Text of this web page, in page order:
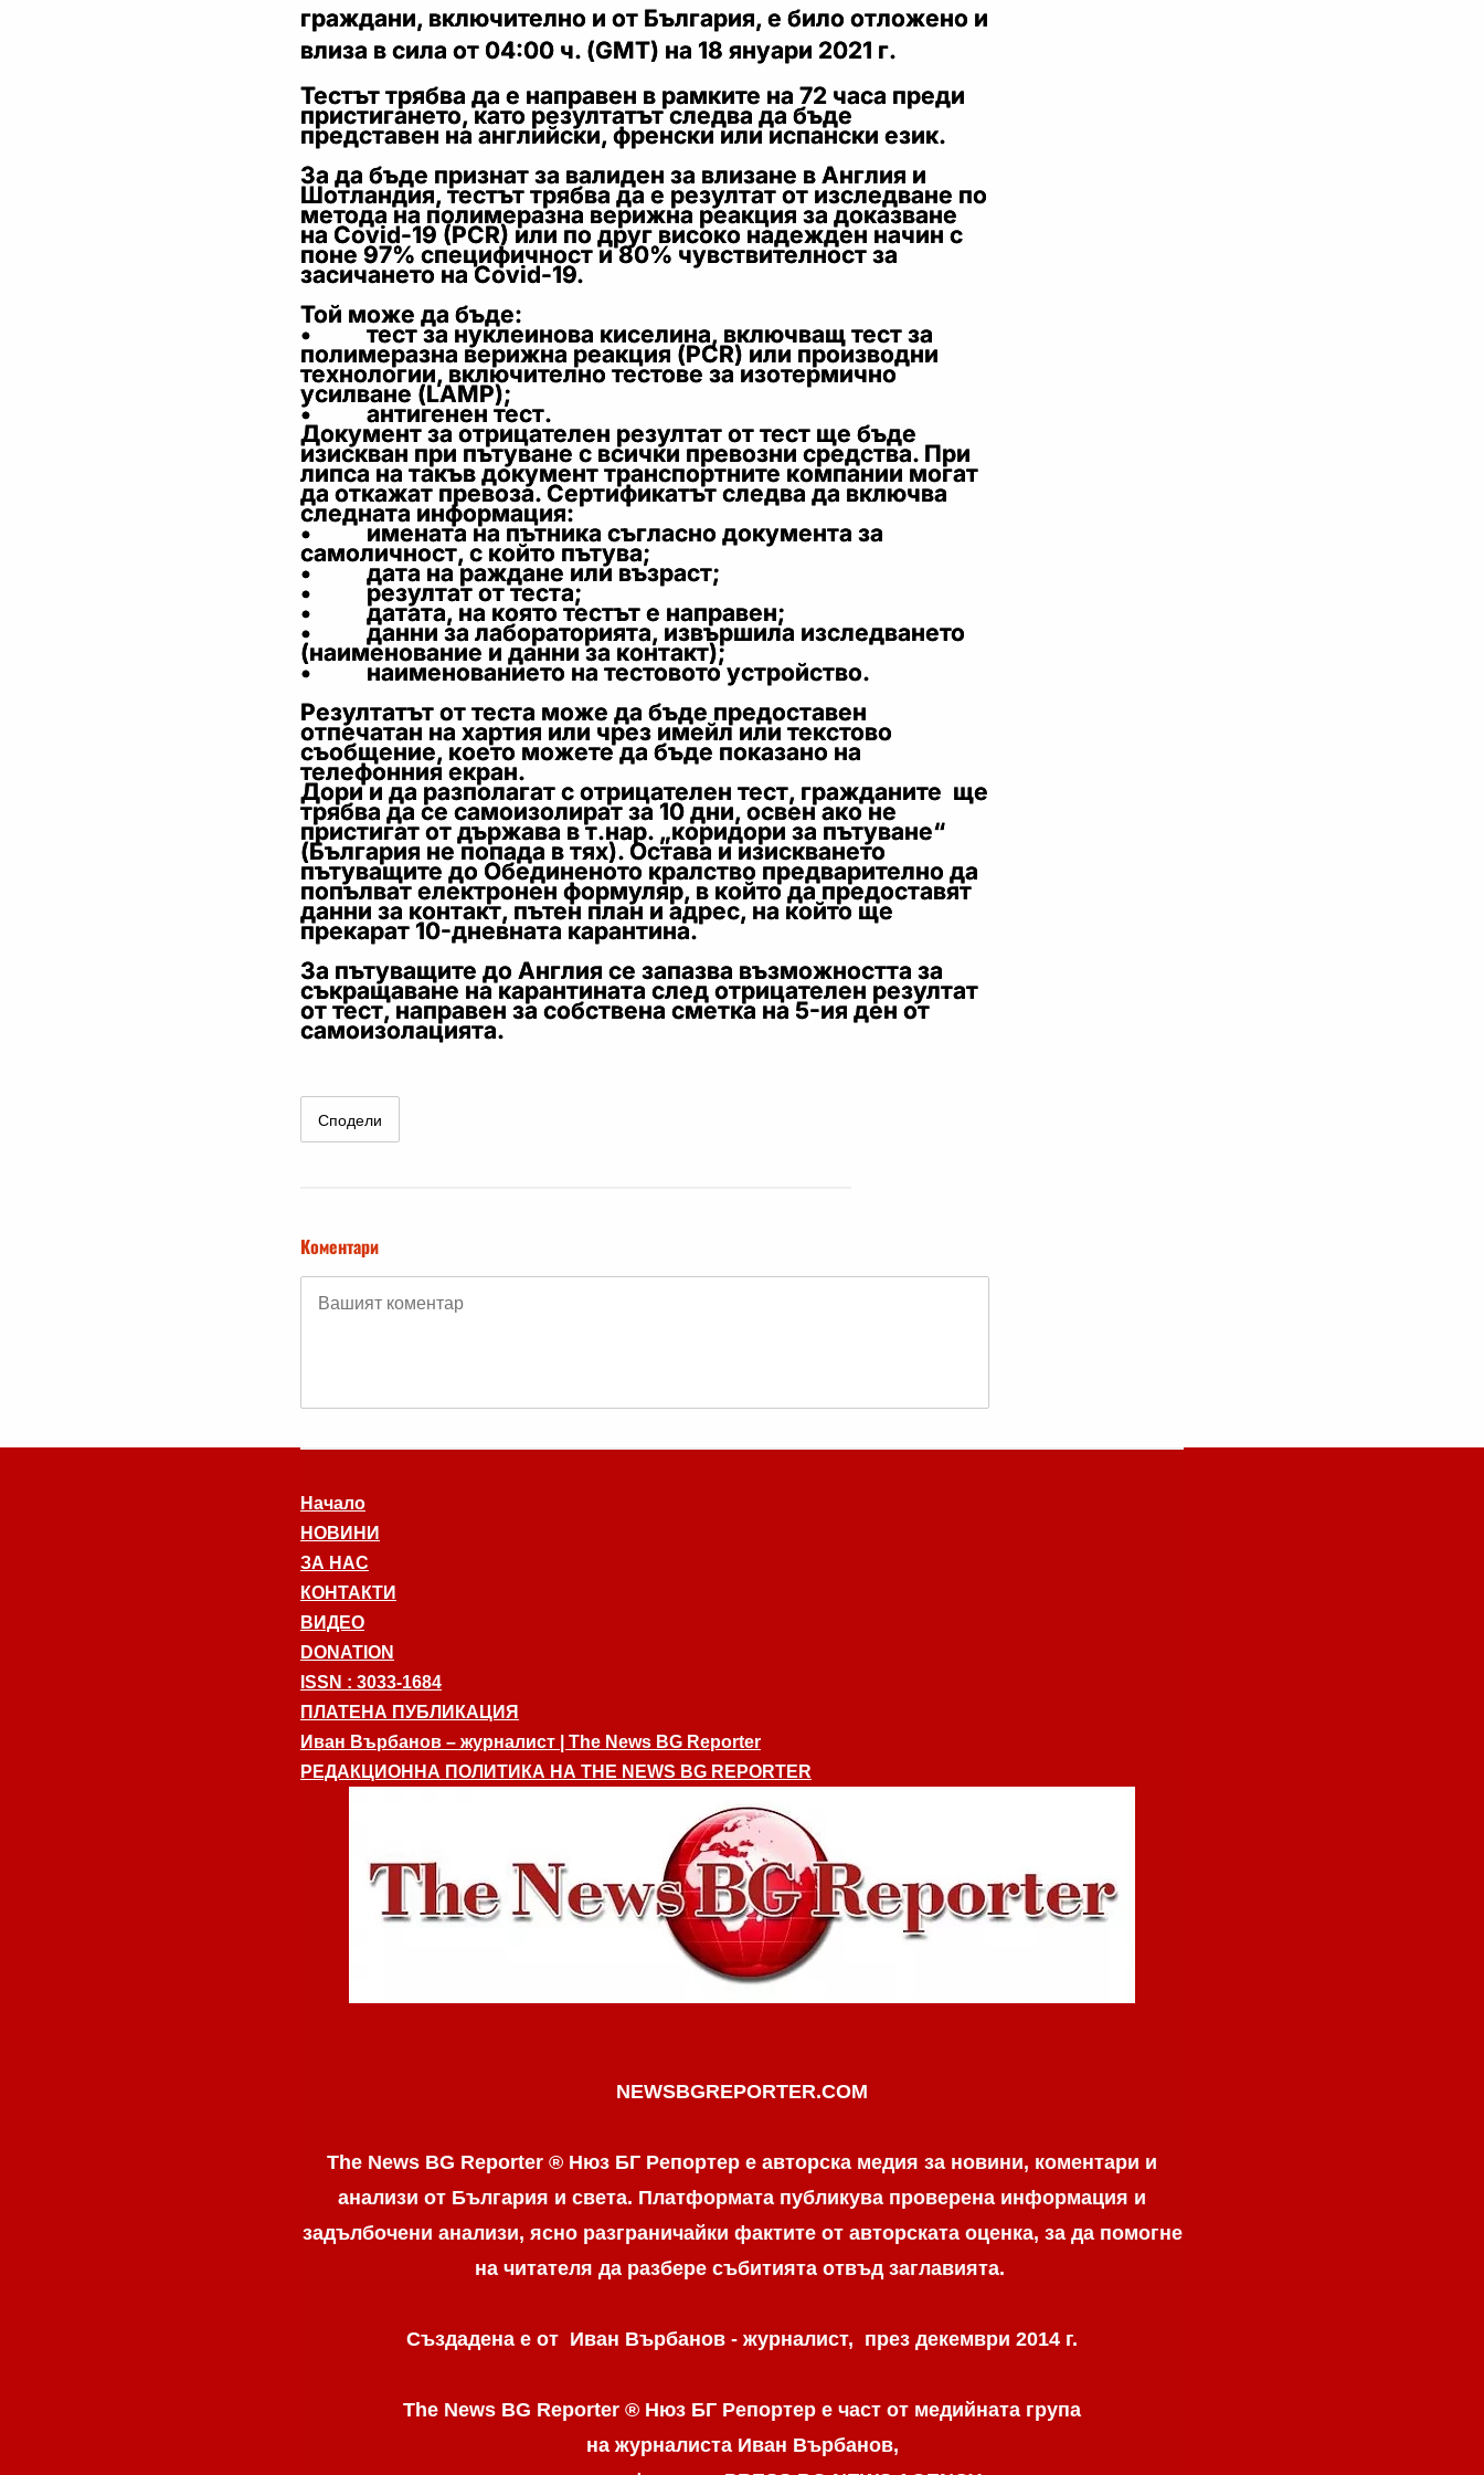
граждани, включително и от България, е било отложено и
влиза в сила от 04:00 ч. (GMT) на 18 януари 2021 г.
Тестът трябва да е направен в рамките на 72 часа преди
пристигането, като резултатът следва да бъде
представен на английски, френски или испански език.
За да бъде признат за валиден за влизане в Англия и
Шотландия, тестът трябва да е резултат от изследване по
метода на полимеразна верижна реакция за доказване
на Covid-19 (PCR) или по друг високо надежден начин с
поне 97% специфичност и 80% чувствителност за
засичането на Covid-19.
Той може да бъде:
• тест за нуклеинова киселина, включващ тест за
полимеразна верижна реакция (PCR) или производни
технологии, включително тестове за изотермично
усилване (LAMP);
• антигенен тест.
Документ за отрицателен резултат от тест ще бъде
изискван при пътуване с всички превозни средства. При
липса на такъв документ транспортните компании могат
да откажат превоза. Сертификатът следва да включва
следната информация:
• имената на пътника съгласно документа за
самоличност, с който пътува;
• дата на раждане или възраст;
• резултат от теста;
• датата, на която тестът е направен;
• данни за лабораторията, извършила изследването
(наименование и данни за контакт);
• наименованието на тестовото устройство.
Резултатът от теста може да бъде предоставен
отпечатан на хартия или чрез имейл или текстово
съобщение, което можете да бъде показано на
телефонния екран.
Дори и да разполагат с отрицателен тест, гражданите ще
трябва да се самоизолират за 10 дни, освен ако не
пристигат от държава в т.нар. „коридори за пътуване“
(България не попада в тях). Остава и изискването
пътуващите до Обединеното кралство предварително да
попълват електронен формуляр, в който да предоставят
данни за контакт, пътен план и адрес, на който ще
прекарат 10-дневната карантина.
За пътуващите до Англия се запазва възможността за
съкращаване на карантината след отрицателен резултат
от тест, направен за собствена сметка на 5-ия ден от
самоизолацията.
Сподели
Коментари
Начало
НОВИНИ
ЗА НАС
КОНТАКТИ
ВИДЕО
DONATION
ISSN : 3033-1684
ПЛАТЕНА ПУБЛИКАЦИЯ
Иван Върбанов – журналист | The News BG Reporter
РЕДАКЦИОННА ПОЛИТИКА НА THE NEWS BG REPORTER
NEWSBGREPORTER.COM
The News BG Reporter ® Нюз БГ Репортер е авторска медия за новини, коментари и
анализи от България и света. Платформата публикува проверена информация и
задълбочени анализи, ясно разграничaйки фактите от авторската оценка, за да помогне
на читателя да разбере събитията отвъд заглавията.
Създадена е от Иван Върбанов - журналист, през декември 2014 г.
The News BG Reporter ® Нюз БГ Репортер е част от медийната група
на журналиста Иван Върбанов,